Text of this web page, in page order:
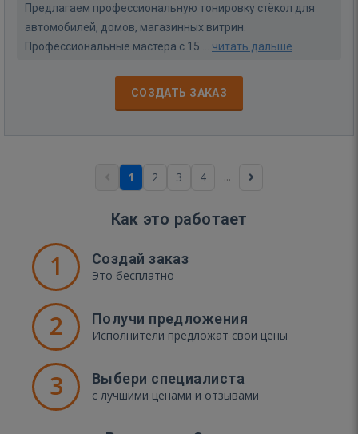
Предлагаем профессиональную тонировку стёкол для
автомобилей, домов, магазинных витрин.
Профессиональные мастера с 15 ... читать дальше
СОЗДАТЬ ЗАКАЗ
1 2 3 4 ...
Как это работает
1 Создай заказ
Это бесплатно
2 Получи предложения
Исполнители предложат свои цены
3 Выбери специалиста
с лучшими ценами и отзывами